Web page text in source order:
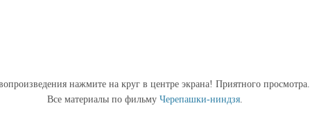
нажмите на круг в центре экрана! Приятного просмотра.
Все материалы по фильму Черепашки-ниндзя.